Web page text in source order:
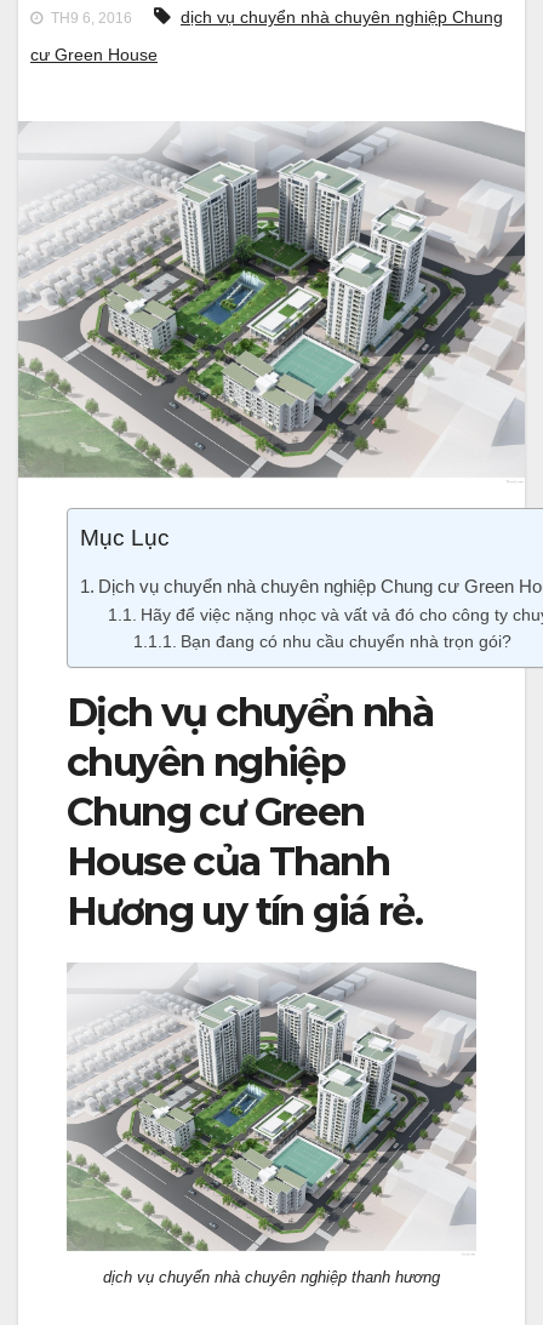
TH9 6, 2016
dịch vụ chuyển nhà chuyên nghiệp Chung
cư Green House
Mục Lục
Dịch vụ chuyển nhà chuyên nghiệp Chung cư Green
Hãy để việc nặng nhọc và vất vả đó cho công ty
Bạn đang có nhu cầu chuyển nhà trọn gói?
Dịch vụ chuyển nhà
chuyên nghiệp
Chung cư Green
House của Thanh
Hương uy tín giá rẻ.
dịch vụ chuyển nhà chuyên nghiệp thanh hương